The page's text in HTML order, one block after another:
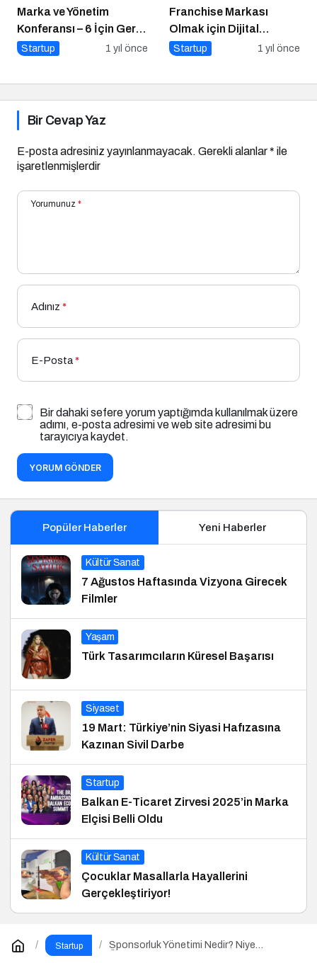
Marka ve Yönetim
Konferansı – 6 İçin Geri
Sayım!
Startup 1 yıl önce
Franchise Markası
Olmak için Dijital
Markalaşma Şart
Startup 1 yıl önce
Bir Cevap Yaz
E-posta adresiniz yayınlanmayacak. Gerekli alanlar* ile
işaretlenmişlerdir
Yorumunuz *
Adınız *
E-Posta*
Bir dahaki sefere yorum yaptığımda kullanılmak üzere
adımı, e-posta adresimi ve web site adresimi bu
tarayıcıya kaydet.
YORUM GÖNDER
Popüler Haberler Yeni Haberler
Kültür Sanat
7 Ağustos Haftasında Vizyona Girecek
Filmler
Yaşam
Türk Tasarımcıların Küresel Başarısı
Siyaset
19 Mart: Türkiye’nin Siyasi Hafızasına
Kazınan Sivil Darbe
Startup
Balkan E-Ticaret Zirvesi 2025’in Marka
Elçisi Belli Oldu
Kültür Sanat
Çocuklar Masallarla Hayallerini
Gerçekleştiriyor!
Startup
Sponsorluk Yönetimi Nedir? Niye